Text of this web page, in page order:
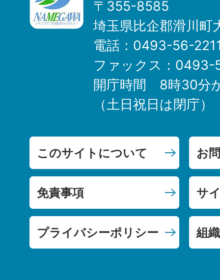
〒355-8585
埼玉県比企郡滑川町
電話：0493-56-
ファックス：
開庁時間 8時30分
（土日祝日は閉庁）
このサイトについて お
免責事項 サ
プライバシーポリシー 組